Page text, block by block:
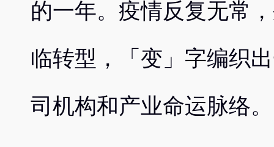
的一年。疫情反复无常
临转型，「变」字编织
司机构和产业命运脉络。